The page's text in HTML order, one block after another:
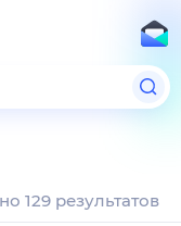
129 результатов